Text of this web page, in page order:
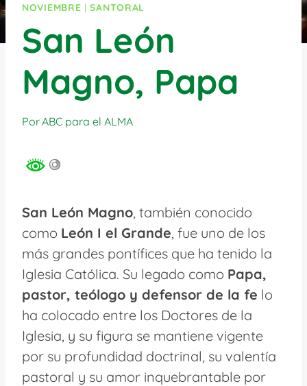
NOVIEMBRE |SANTORAL
San León
Magno, Papa
PorABC para el ALMA
San León Magno, también conocido
como León I el Grande, fue uno de los
más grandes pontífices que ha tenido la
Iglesia Católica. Su legado como Papa,
pastor, teólogo y defensor de la fe lo
ha colocado entre los Doctores de la
Iglesia, y su figura se mantiene vigente
por su profundidad doctrinal, su valentía
pastoral y su amor inquebrantable por